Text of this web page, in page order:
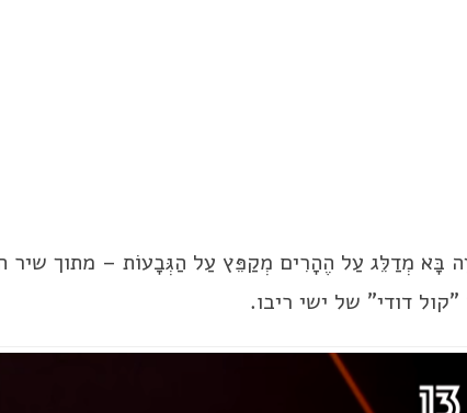
בָּא מְדַלֵּג עַל הֶהָרִים מְקַפֵּץ עַל הַגְּבָעוֹת – מתוך שיר
דודי" של ישי ריבו.